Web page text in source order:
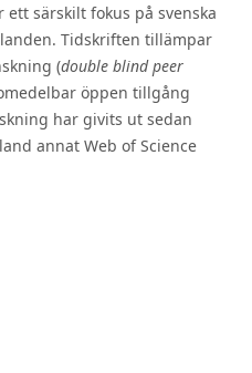
särskilt fokus på svenska
Tidskriften tillämpar
(double blind peer
öppen tillgång
har givits ut sedan
annat Web of Science